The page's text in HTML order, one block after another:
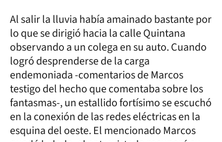
Al salir la lluvia había amainado bastante por
lo que se dirigió hacia la calle Quintana
observando a un colega en su auto. Cuando
logró desprenderse de la carga
endemoniada -comentarios de Marcos
testigo del hecho que comentaba sobre los
fantasmas-, un estallido fortísimo se escuchó
en la conexión de las redes eléctricas en la
esquina del oeste. El mencionado Marcos